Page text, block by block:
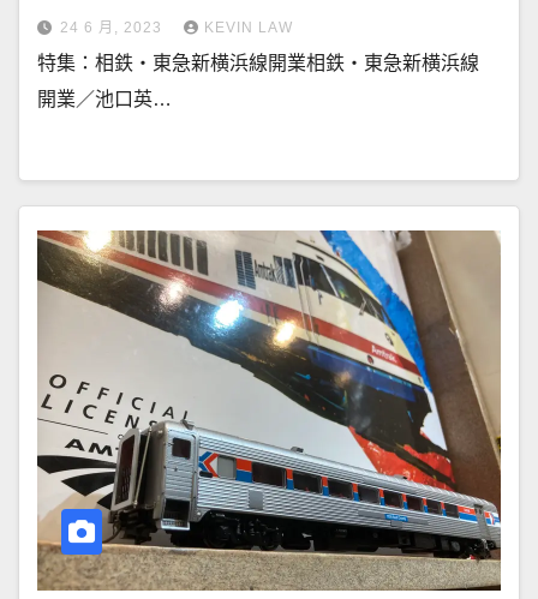
24 6 月, 2023 KEVIN LAW
特集：相鉄・東急新横浜線開業相鉄・東急新横浜線
開業／池口英…